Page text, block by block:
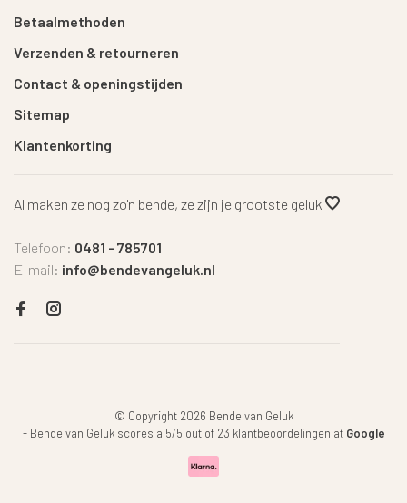
Betaalmethoden
Verzenden & retourneren
Contact & openingstijden
Sitemap
Klantenkorting
Al maken ze nog zo'n bende, ze zijn je grootste geluk
Telefoon: 0481 - 785701
E-mail: info@bendevangeluk.nl
© Copyright 2026 Bende van Geluk
- Bende van Geluk scores a 5/5 out of 23 klantbeoordelingen at Google